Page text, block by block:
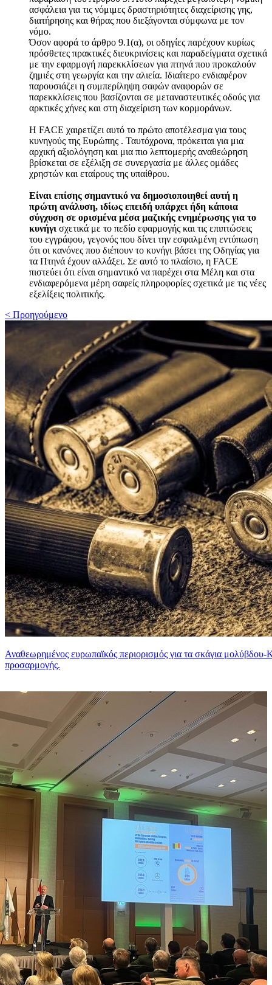
ασφάλεια για τις νόμιμες δραστηριότητες διαχείρισης γης,
διατήρησης και θήρας που διεξάγονται σύμφωνα με τον
νόμο.
Όσον αφορά το άρθρο 9.1(α), οι οδηγίες παρέχουν κυρίως
πρόσθετες πρακτικές διευκρινίσεις και παραδείγματα σχετικά
με την εφαρμογή παρεκκλίσεων για πτηνά που προκαλούν
ζημιές στη γεωργία και την αλιεία. Ιδιαίτερο ενδιαφέρον
παρουσιάζει η συμπερίληψη σαφών αναφορών σε
παρεκκλίσεις που βασίζονται σε μεταναστευτικές οδούς για
αρκτικές χήνες και στη διαχείριση των κορμοράνων.
Η FACE χαιρετίζει αυτό το πρώτο αποτέλεσμα για τους
κυνηγούς της Ευρώπης . Ταυτόχρονα, πρόκειται για μια
αρχική αξιολόγηση και μια πιο λεπτομερής αναθεώρηση
βρίσκεται σε εξέλιξη σε συνεργασία με άλλες ομάδες
χρηστών και εταίρους της υπαίθρου.
Είναι επίσης σημαντικό να δημοσιοποιηθεί αυτή η
πρώτη ανάλυση, ιδίως επειδή υπάρχει ήδη κάποια
σύγχυση σε ορισμένα μέσα μαζικής ενημέρωσης για το
κυνήγι σχετικά με το πεδίο εφαρμογής και τις επιπτώσεις
του εγγράφου, γεγονός που δίνει την εσφαλμένη εντύπωση
ότι οι κανόνες που διέπουν το κυνήγι βάσει της Οδηγίας για
τα Πτηνά έχουν αλλάξει. Σε αυτό το πλαίσιο, η FACE
πιστεύει ότι είναι σημαντικό να παρέχει στα Μέλη και στα
ενδιαφερόμενα μέρη σαφείς πληροφορίες σχετικά με τις νέες
εξελίξεις πολιτικής.
< Προηγούμενο
Αναθεωρημένος ευρωπαϊκός περιορισμός για τα σκάγια
προσαρμογής.